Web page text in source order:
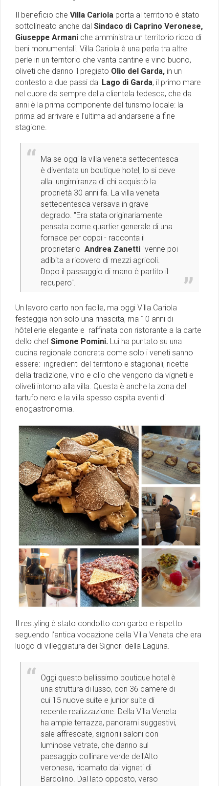
Il beneficio che Villa Cariola porta al territorio è stato
sottolineato anche dal Sindaco di Caprino Veronese,
Giuseppe Armani che amministra un territorio ricco di
beni monumentali. Villa Cariola è una perla tra altre
perle in un territorio che vanta cantine e vino buono,
oliveti che danno il pregiato Olio del Garda, in un
contesto a due passi dal Lago di Garda, il primo mare
nel cuore da sempre della clientela tedesca, che da
anni è la prima componente del turismo locale: la
prima ad arrivare e l'ultima ad andarsene a fine
stagione.
Ma se oggi la villa veneta settecentesca
è diventata un boutique hotel, lo si deve
alla lungimiranza di chi acquistò la
proprietà 30 anni fa. La villa veneta
settecentesca versava in grave
degrado. ''Era stata originariamente
pensata come quartier generale di una
fornace per coppi - racconta il
proprietario Andrea Zanetti ''venne poi
adibita a ricovero di mezzi agricoli.
Dopo il passaggio di mano è partito il
recupero''.
Un lavoro certo non facile, ma oggi Villa Cariola
festeggia non solo una rinascita, ma 10 anni di
hôtellerie elegante e raffinata con ristorante a la carte
dello chef Simone Pomini. Lui ha puntato su una
cucina regionale concreta come solo i veneti sanno
essere: ingredienti del territorio e stagionali, ricette
della tradizione, vino e olio che vengono da vigneti e
oliveti intorno alla villa. Questa è anche la zona del
tartufo nero e la villa spesso ospita eventi di
enogastronomia.
Il restyling è stato condotto con garbo e rispetto
seguendo l’antica vocazione della Villa Veneta che era
luogo di villeggiatura dei Signori della Laguna.
Oggi questo bellissimo boutique hotel è
una struttura di lusso, con 36 camere di
cui 15 nuove suite e junior suite di
recente realizzazione. Della Villa Veneta
ha ampie terrazze, panorami suggestivi,
sale affrescate, signorili saloni con
luminose vetrate, che danno sul
paesaggio collinare verde dell'Alto
veronese, ricamato dai vigneti di
Bardolino. Dal lato opposto, verso